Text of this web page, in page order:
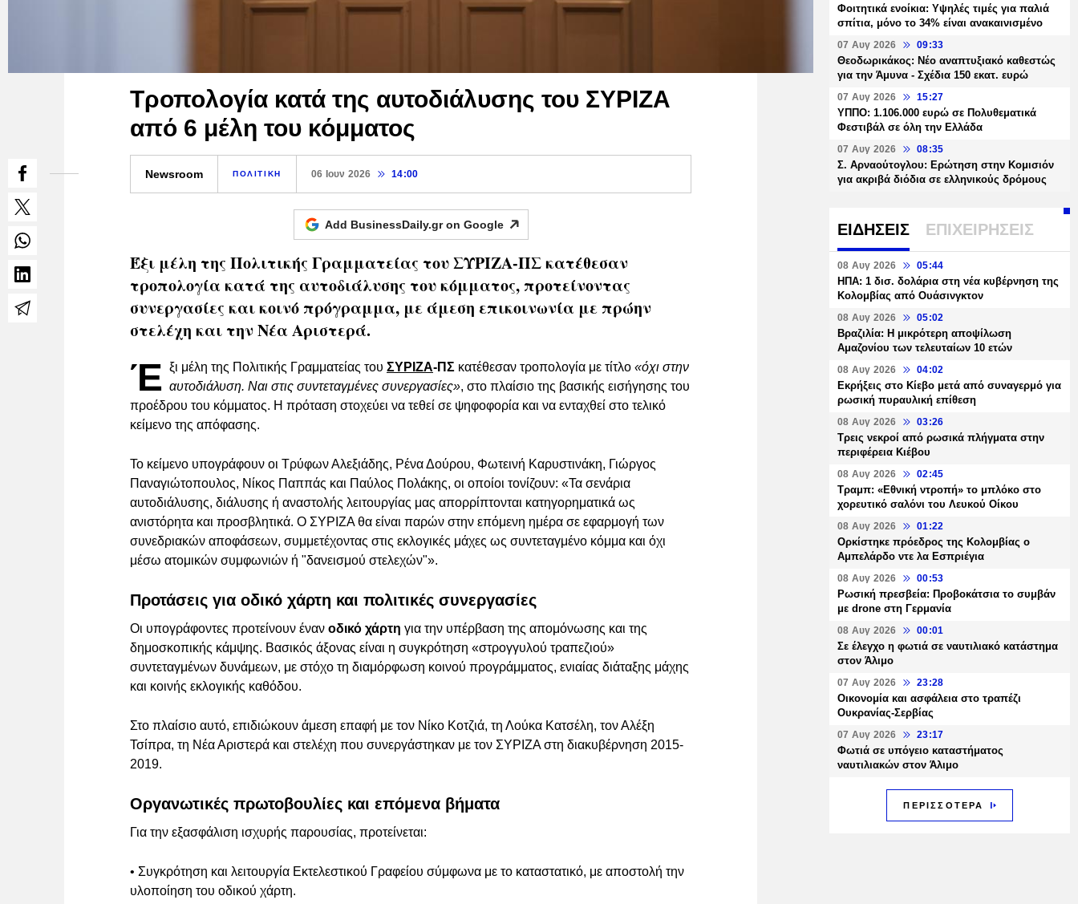
Τροπολογία κατά της αυτοδιάλυσης του ΣΥΡΙΖΑ
από 6 μέλη του κόμματος
Newsroom ΠΟΛΙΤΙΚΗ 06 Ιουν 2026 14:00
Add BusinessDaily.gr on Google
Έξι μέλη της Πολιτικής Γραμματείας του ΣΥΡΙΖΑ-ΠΣ κατέθεσαν
τροπολογία κατά της αυτοδιάλυσης του κόμματος, προτείνοντας
συνεργασίες και κοινό πρόγραμμα, με άμεση επικοινωνία με πρώην
στελέχη και την Νέα Αριστερά.
Έ ξι μέλη της Πολιτικής Γραμματείας του ΣΥΡΙΖΑ-ΠΣ κατέθεσαν τροπολογία με τίτλο «όχι στην
αυτοδιάλυση. Ναι στις συντεταγμένες συνεργασίες», στο πλαίσιο της βασικής εισήγησης του
προέδρου του κόμματος. Η πρόταση στοχεύει να τεθεί σε ψηφοφορία και να ενταχθεί στο τελικό
κείμενο της απόφασης.
Το κείμενο υπογράφουν οι Τρύφων Αλεξιάδης, Ρένα Δούρου, Φωτεινή Καρυστινάκη, Γιώργος
Παναγιώτοπουλος, Νίκος Παππάς και Παύλος Πολάκης, οι οποίοι τονίζουν: «Τα σενάρια
αυτοδιάλυσης, διάλυσης ή αναστολής λειτουργίας μας απορρίπτονται κατηγορηματικά ως
ανιστόρητα και προσβλητικά. Ο ΣΥΡΙΖΑ θα είναι παρών στην επόμενη ημέρα σε εφαρμογή των
συνεδριακών αποφάσεων, συμμετέχοντας στις εκλογικές μάχες ως συντεταγμένο κόμμα και όχι
μέσω ατομικών συμφωνιών ή "δανεισμού στελεχών"».
Προτάσεις για οδικό χάρτη και πολιτικές συνεργασίες
Οι υπογράφοντες προτείνουν έναν οδικό χάρτη για την υπέρβαση της απομόνωσης και της
δημοσκοπικής κάμψης. Βασικός άξονας είναι η συγκρότηση «στρογγυλού τραπεζιού»
συντεταγμένων δυνάμεων, με στόχο τη διαμόρφωση κοινού προγράμματος, ενιαίας διάταξης μάχης
και κοινής εκλογικής καθόδου.
Στο πλαίσιο αυτό, επιδιώκουν άμεση επαφή με τον Νίκο Κοτζιά, τη Λούκα Κατσέλη, τον Αλέξη
Τσίπρα, τη Νέα Αριστερά και στελέχη που συνεργάστηκαν με τον ΣΥΡΙΖΑ στη διακυβέρνηση 2015-
2019.
Οργανωτικές πρωτοβουλίες και επόμενα βήματα
Για την εξασφάλιση ισχυρής παρουσίας, προτείνεται:
• Συγκρότηση και λειτουργία Εκτελεστικού Γραφείου σύμφωνα με το καταστατικό, με αποστολή την
υλοποίηση του οδικού χάρτη.
Φοιτητικά ενοίκια: Υψηλές τιμές για παλιά
σπίτια, μόνο το 34% είναι ανακαινισμένο
07 Αυγ 2026 09:33
Θεοδωρικάκος: Νέο αναπτυξιακό καθεστώς
για την Άμυνα - Σχέδια 150 εκατ. ευρώ
07 Αυγ 2026 15:27
ΥΠΠΟ: 1.106.000 ευρώ σε Πολυθεματικά
Φεστιβάλ σε όλη την Ελλάδα
07 Αυγ 2026 08:35
Σ. Αρναούτογλου: Ερώτηση στην Κομισιόν
για ακριβά διόδια σε ελληνικούς δρόμους
ΕΙΔΗΣΕΙΣ ΕΠΙΧΕΙΡΗΣΕΙΣ
08 Αυγ 2026 05:44
ΗΠΑ: 1 δισ. δολάρια στη νέα κυβέρνηση της
Κολομβίας από Ουάσινγκτον
08 Αυγ 2026 05:02
Βραζιλία: Η μικρότερη αποψίλωση
Αμαζονίου των τελευταίων 10 ετών
08 Αυγ 2026 04:02
Εκρήξεις στο Κίεβο μετά από συναγερμό για
ρωσική πυραυλική επίθεση
08 Αυγ 2026 03:26
Τρεις νεκροί από ρωσικά πλήγματα στην
περιφέρεια Κιέβου
08 Αυγ 2026 02:45
Τραμπ: «Εθνική ντροπή» το μπλόκο στο
χορευτικό σαλόνι του Λευκού Οίκου
08 Αυγ 2026 01:22
Ορκίστηκε πρόεδρος της Κολομβίας ο
Αμπελάρδο ντε λα Εσπριέγια
08 Αυγ 2026 00:53
Ρωσική πρεσβεία: Προβοκάτσια το συμβάν
με drone στη Γερμανία
08 Αυγ 2026 00:01
Σε έλεγχο η φωτιά σε ναυτιλιακό κατάστημα
στον Άλιμο
07 Αυγ 2026 23:28
Οικονομία και ασφάλεια στο τραπέζι
Ουκρανίας-Σερβίας
07 Αυγ 2026 23:17
Φωτιά σε υπόγειο καταστήματος
ναυτιλιακών στον Άλιμο
ΠΕΡΙΣΣΟΤΕΡΑ